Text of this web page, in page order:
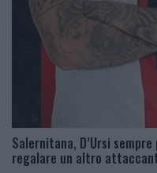
Salernitana, D’Ursi
regalare un altro